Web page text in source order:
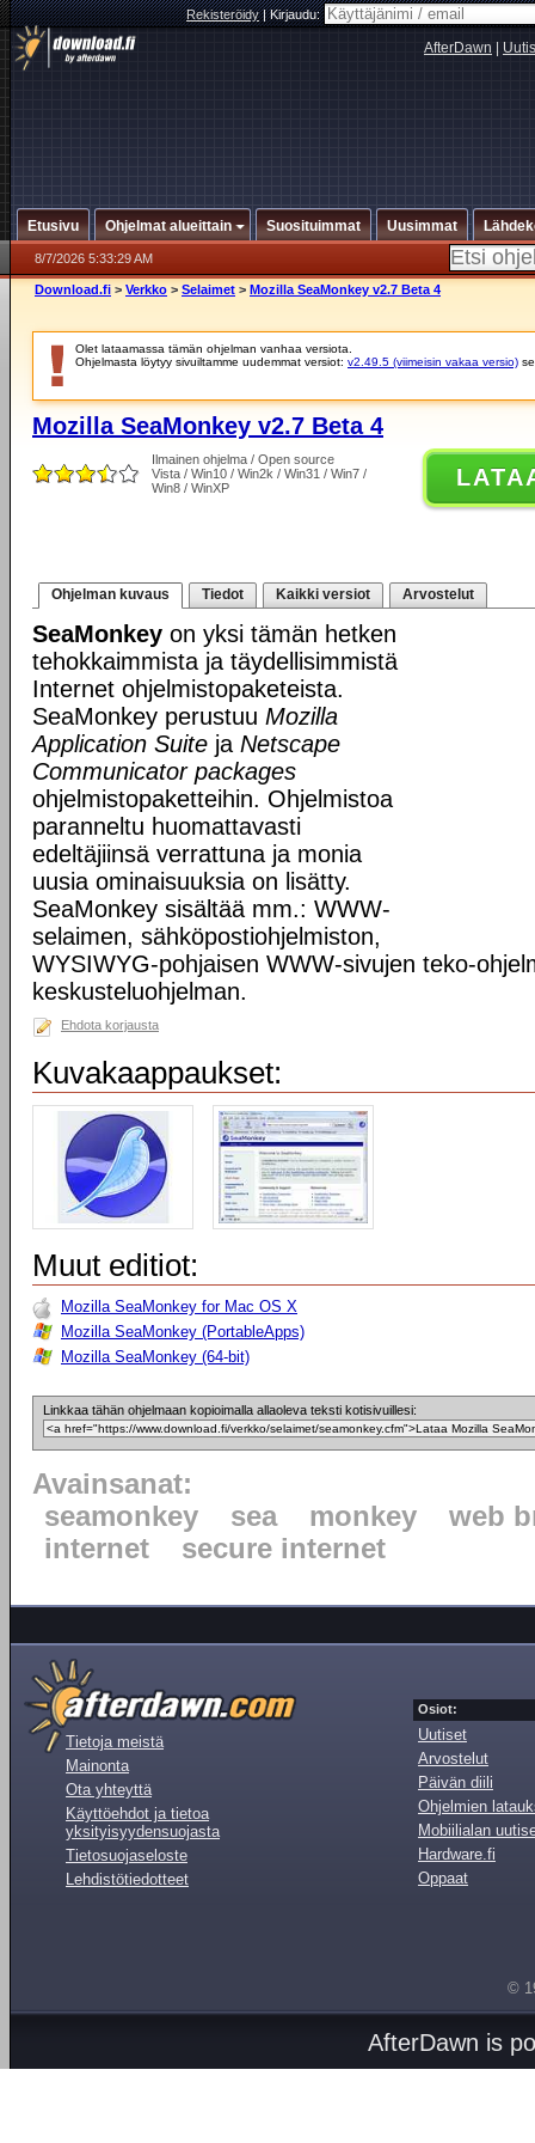
Rekisteröidy|Kirjaudu:
AfterDawn
Etusivu Ohjelmat alueittain Suosituimmat Uusimmat
8/7/2026 5:33:29 AM
Download.fi > Verkko > Selaimet > Mozilla SeaMonkey v2.7 Beta 4
Olet lataamassa tämän ohjelman vanhaa versiota.
Ohjelmasta löytyy sivuiltamme uudemmat versiot: v2.49.5 (viimeisin vakaa versio)
Mozilla SeaMonkey v2.7 Beta 4
Ilmainen ohjelma / Open source
Vista / Win10 / Win2k / Win31 / Win7 /
Win8 / WinXP
Ohjelman kuvaus Tiedot Kaikki versiot Arvostelut
SeaMonkey on yksi tämän hetken
tehokkaimmista ja täydellisimmistä
Internet ohjelmistopaketeista.
SeaMonkey perustuu Mozilla
Application Suite ja Netscape
Communicator packages
ohjelmistopaketteihin. Ohjelmistoa
paranneltu huomattavasti
edeltäjiinsä verrattuna ja monia
uusia ominaisuuksia on lisätty.
SeaMonkey sisältää mm.: WWW-
selaimen, sähköpostiohjelmiston,
WYSIWYG-pohjaisen WWW-sivujen teko-
keskusteluohjelman.
Ehdota korjausta
Kuvakaappaukset:
Muut editiot:
Mozilla SeaMonkey for Mac OS X
Mozilla SeaMonkey (PortableApps)
Mozilla SeaMonkey (64-bit)
Linkkaa tähän ohjelmaan kopioimalla allaoleva teksti kotisivuillesi:
Avainsanat:
seamonkey
sea monkey
web
internet
secure internet
Tietoja meistä
Mainonta
Ota yhteyttä
Käyttöehdot ja tietoa
yksityisyydensuojasta
Tietosuojaseloste
Lehdistötiedotteet
Osiot:
Uutiset
Arvostelut
Päivän diili
Ohjelmien
Mobiilialan
Hardware.fi
Oppaat
©
AfterDawn is